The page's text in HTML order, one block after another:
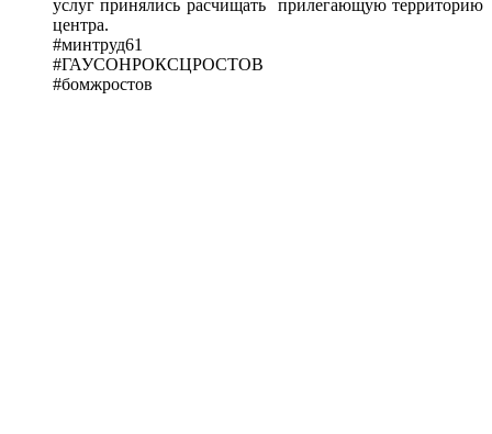
услуг принялись расчищать прилегающую территорию
центра.
#минтруд61
#ГАУСОНРОКСЦРОСТОВ
#бомжростов